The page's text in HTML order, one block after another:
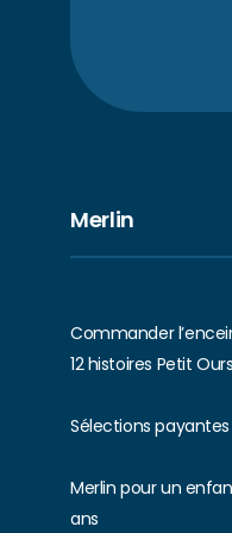
Merlin
Commander
12 histoires Petit
Sélections
Merlin pour un
ans